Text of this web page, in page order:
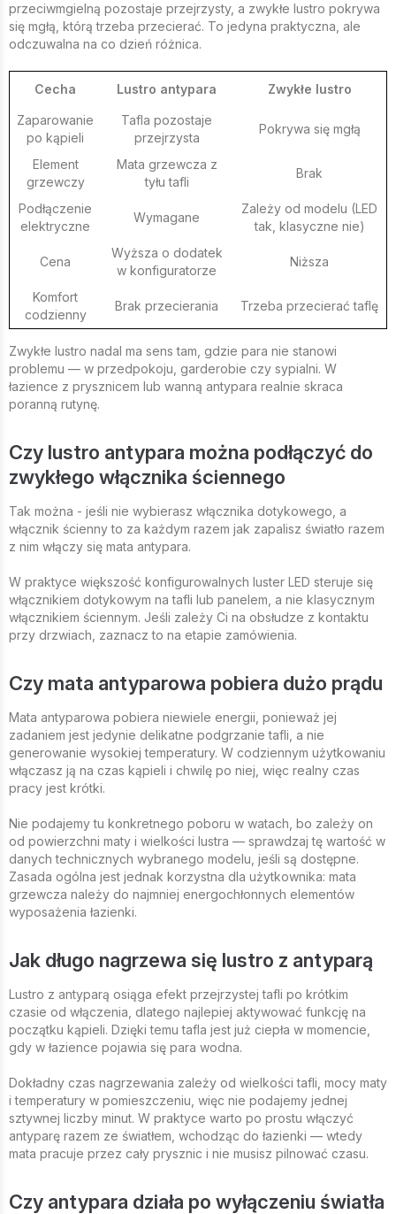
przeciwmgielną pozostaje przejrzysty, a zwykłe lustro pokrywa
się mgłą, którą trzeba przecierać. To jedyna praktyczna, ale
odczuwalna na co dzień różnica.
Cecha Lustro antypara Zwykłe lustro
Zaparowanie
po kąpieli
Tafla pozostaje
przejrzysta
Pokrywa się mgłą
Element
grzewczy
Mata grzewcza z
tyłu tafli
Brak
Podłączenie
elektryczne
Wymagane
Zależy od modelu (LED
tak, klasyczne nie)
Cena
Wyższa o dodatek
w konfiguratorze
Niższa
Komfort
codzienny
Brak przecierania Trzeba przecierać taflę
Zwykłe lustro nadal ma sens tam, gdzie para nie stanowi
problemu — w przedpokoju, garderobie czy sypialni. W
łazience z prysznicem lub wanną antypara realnie skraca
poranną rutynę.
Czy lustro antypara można podłączyć do
zwykłego włącznika ściennego
Tak można - jeśli nie wybierasz włącznika dotykowego, a
włącznik ścienny to za każdym razem jak zapalisz światło razem
z nim włączy się mata antypara.
W praktyce większość konfigurowalnych luster LED steruje się
włącznikiem dotykowym na tafli lub panelem, a nie klasycznym
włącznikiem ściennym. Jeśli zależy Ci na obsłudze z kontaktu
przy drzwiach, zaznacz to na etapie zamówienia.
Czy mata antyparowa pobiera dużo prądu
Mata antyparowa pobiera niewiele energii, ponieważ jej
zadaniem jest jedynie delikatne podgrzanie tafli, a nie
generowanie wysokiej temperatury. W codziennym użytkowaniu
włączasz ją na czas kąpieli i chwilę po niej, więc realny czas
pracy jest krótki.
Nie podajemy tu konkretnego poboru w watach, bo zależy on
od powierzchni maty i wielkości lustra — sprawdzaj tę wartość w
danych technicznych wybranego modelu, jeśli są dostępne.
Zasada ogólna jest jednak korzystna dla użytkownika: mata
grzewcza należy do najmniej energochłonnych elementów
wyposażenia łazienki.
Jak długo nagrzewa się lustro z antyparą
Lustro z antyparą osiąga efekt przejrzystej tafli po krótkim
czasie od włączenia, dlatego najlepiej aktywować funkcję na
początku kąpieli. Dzięki temu tafla jest już ciepła w momencie,
gdy w łazience pojawia się para wodna.
Dokładny czas nagrzewania zależy od wielkości tafli, mocy maty
i temperatury w pomieszczeniu, więc nie podajemy jednej
sztywnej liczby minut. W praktyce warto po prostu włączyć
antyparę razem ze światłem, wchodząc do łazienki — wtedy
mata pracuje przez cały prysznic i nie musisz pilnować czasu.
Czy antypara działa po wyłączeniu światła